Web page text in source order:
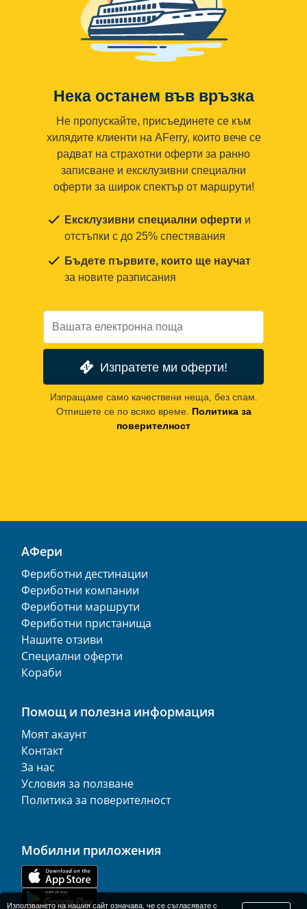
Нека останем във връзка
Не пропускайте, присъединете се към
хилядите клиенти на AFerry, които вече се
радват на страхотни оферти за ранно
записване и ексклузивни специални
оферти за широк спектър от маршрути!
Ексклузивни специални оферти и
отстъпки с до 25% спестявания
Бъдете първите, които ще научат
за новите разписания
Изпратете ми оферти!
Изпращаме само качествени неща, без спам.
Отпишете се по всяко време. Политика за
поверителност
АФери
Фериботни дестинации
Фериботни компании
Фериботни маршрути
Фериботни пристанища
Нашите отзиви
Специални оферти
Кораби
Помощ и полезна информация
Моят акаунт
Контакт
За нас
Условия за ползване
Политика за поверителност
Мобилни приложения
Използването на нашия сайт означава, че се съгласявате с